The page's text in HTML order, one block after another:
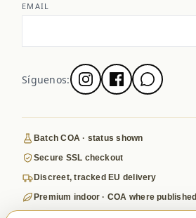
EMAIL
Síguenos:
Batch COA · status shown
Secure SSL checkout
Discreet, tracked EU delivery
Premium indoor · COA where published